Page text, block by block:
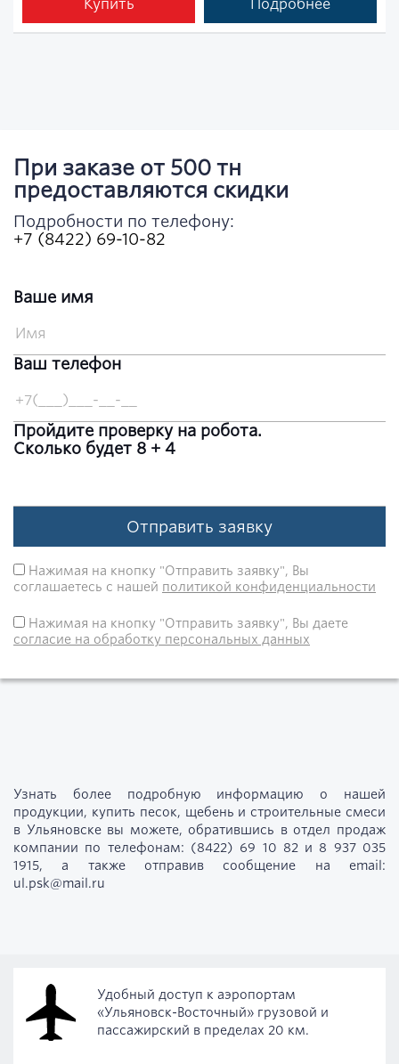
Купить Подробнее
При заказе от 500 тн
предоставляются скидки
Подробности по телефону:
+7 (8422) 69-10-82
Ваше имя
Ваш телефон
Пройдите проверку на робота.
Сколько будет 8 + 4
Отправить заявку
Нажимая на кнопку "Отправить заявку", Вы
соглашаетесь с нашей политикой конфиденциальности
Нажимая на кнопку "Отправить заявку", Вы даете
согласие на обработку персональных данных
Узнать более подробную информацию о нашей
продукции, купить песок, щебень и строительные смеси
в Ульяновске вы можете, обратившись в отдел продаж
компании по телефонам: (8422) 69 10 82 и 8 937 035
1915, а также отправив сообщение на email:
ul.psk@mail.ru
Удобный доступ к аэропортам
«Ульяновск-Восточный» грузовой и
пассажирский в пределах 20 км.